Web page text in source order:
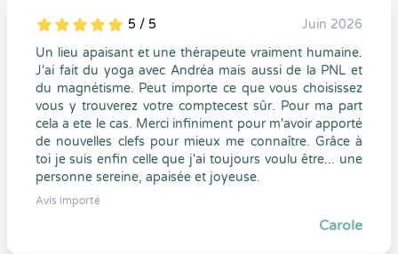
5
1
5
0 5 / 5
Juin 2026
Un lieu apaisant et une thérapeute vraiment humaine.
J'ai fait du yoga avec Andréa mais aussi de la PNL et
du magnétisme. Peut importe ce que vous choisissez
vous y trouverez votre comptecest sûr. Pour ma part
cela a ete le cas. Merci infiniment pour m'avoir apporté
de nouvelles clefs pour mieux me connaître. Grâce à
toi je suis enfin celle que j'ai toujours voulu être... une
personne sereine, apaisée et joyeuse.
Avis importé
Carole